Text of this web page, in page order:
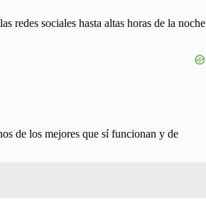
redes sociales hasta altas horas de la noche
de los mejores que sí funcionan y de